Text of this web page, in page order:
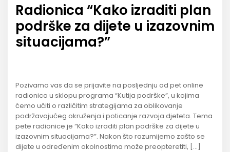
Radionica “Kako izraditi plan
podrške za dijete u izazovnim
situacijama?”
Pozivamo vas da se prijavite na posljednju od pet online
radionica u sklopu programa “Kutija podrške”, u kojima
ćemo učiti o različitim strategijama za oblikovanje
podržavajućeg okruženja i poticanje razvoja djeteta. Tema
pete radionice je “Kako izraditi plan podrške za dijete u
izazovnim situacijama?”. Nakon što razumijemo zašto se
dijete u određenim okolnostima može preopteretiti, […]